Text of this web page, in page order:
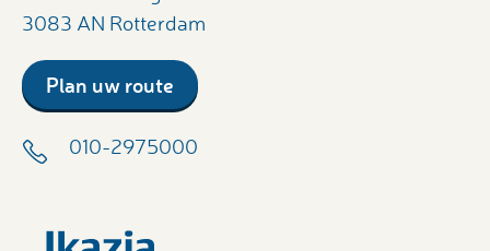
3083 AN Rotterdam
Plan uw route
010-2975000